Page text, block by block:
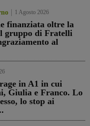
1 Agosto 2026
finanziata oltre la
gruppo di Fratelli
al
in A1 in cui
Giulia e Franco. Lo
lo stop ai